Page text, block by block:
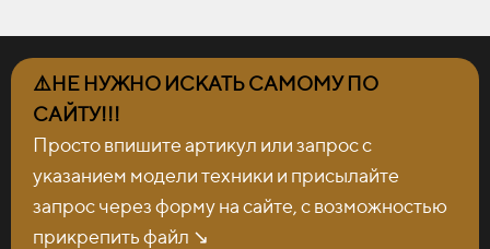
⚠️НЕ НУЖНО ИСКАТЬ САМОМУ ПО
САЙТУ!!!
Просто впишите артикул или запрос с
указанием модели техники и присылайте
запрос через форму на сайте, с возможностью
прикрепить файл ↘️